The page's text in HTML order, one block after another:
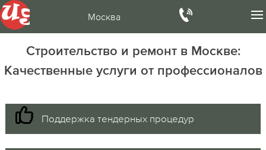
Москва
Строительство и ремонт в Москве:
Качественные услуги от профессионалов
Поддержка тендерных процедур